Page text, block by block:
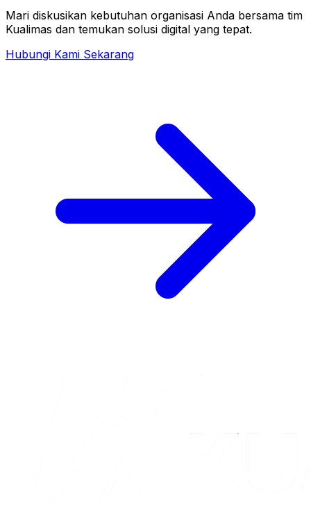
Mari diskusikan kebutuhan organisasi Anda bersama tim
Kualimas dan temukan solusi digital yang tepat.
Hubungi Kami Sekarang